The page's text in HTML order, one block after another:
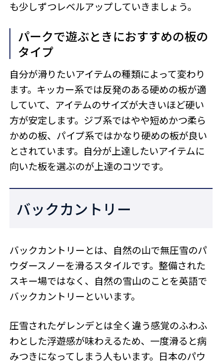
も少しずつレベルアップしていきましょう。
パークで遊ぶときにおすすめの板の
タイプ
自分が滑りたいアイテムの種類によって変わり
ます。キッカー系では反発のある硬めの板が適
していて、アイテムのサイズが大きいほど硬い
方が安定します。ジブ系ではやや短めかつ柔ら
かめの板、パイプ系ではかなり硬めの板が良い
とされています。自分が上達したいアイテムに
向いた板を選ぶのが上達のコツです。
バックカントリー
バックカントリーとは、自然の山で無圧雪のパ
ウダースノーを滑るスタイルです。整備された
スキー場ではなく、自然の雪山のことを英語で
バックカントリーといいます。
圧雪されたゲレンデとは全く違う感覚のふわふ
わとした浮遊感が味わえるため、一度滑ると病
みつきになってしまう人もいます。日本のパウ